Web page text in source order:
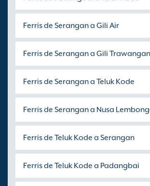
Ferris de Serangan a Gili Air
Ferris de Serangan a Gili Trawangan
Ferris de Serangan a Teluk Kode
Ferris de Serangan a Nusa
Ferris de Teluk Kode a Serangan
Ferris de Teluk Kode a Padangbai